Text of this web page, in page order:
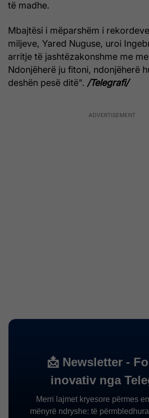
të madhe.
Mbajtësi i mëparshëm i
miljeve, Yared Nuguse, uroi
arritje të jashtëzakonshme me
Ndonjëherë ju fitoni, ndonjëherë
deshën pesë ditë". /Telegrafi/